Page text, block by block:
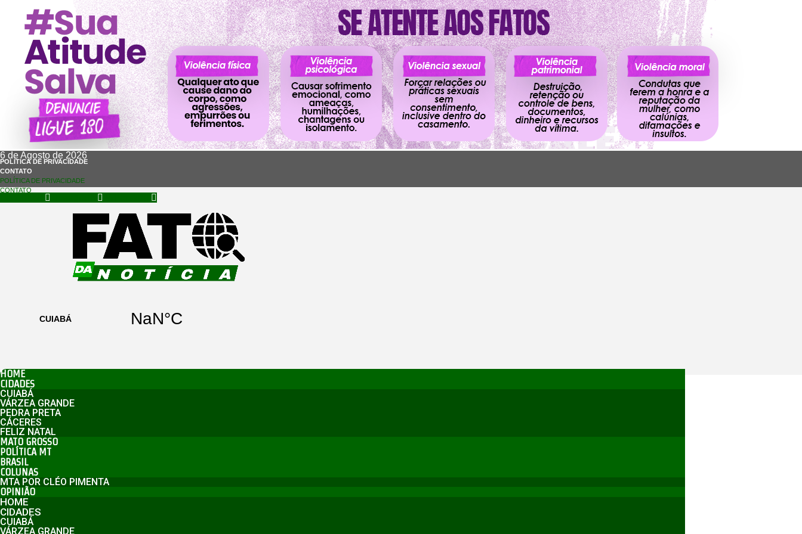
6 de Agosto de 2026
POLÍTICA DE PRIVACIDADE
CONTATO
POLÍTICA DE PRIVACIDADE
CONTATO
HOME
CIDADES
CUIABÁ
VÁRZEA GRANDE
PEDRA PRETA
CÁCERES
FELIZ NATAL
MATO GROSSO
POLÍTICA MT
BRASIL
COLUNAS
MTA POR CLÉO PIMENTA
OPINIÃO
HOME
CIDADES
CUIABÁ
VÁRZEA GRANDE